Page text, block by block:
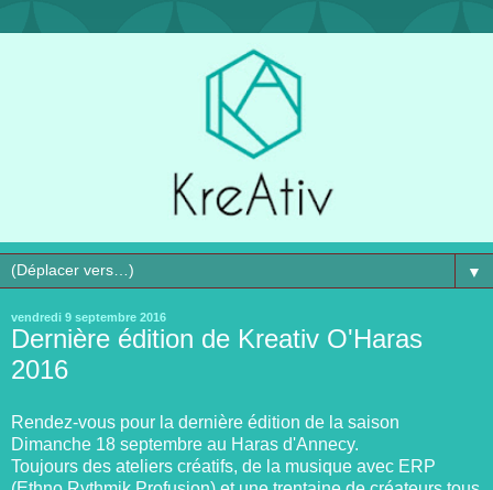
▼
vendredi 9 septembre 2016
Dernière édition de Kreativ O'Haras
2016
Rendez-vous pour la dernière édition de la saison
Dimanche 18 septembre au Haras d'Annecy.
Toujours des ateliers créatifs, de la musique avec ERP